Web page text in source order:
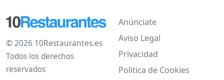
© 2026 10Restaurantes.es
Todos los derechos
reservados
Anúnciate
Aviso Legal
Privacidad
Politica de Cookies